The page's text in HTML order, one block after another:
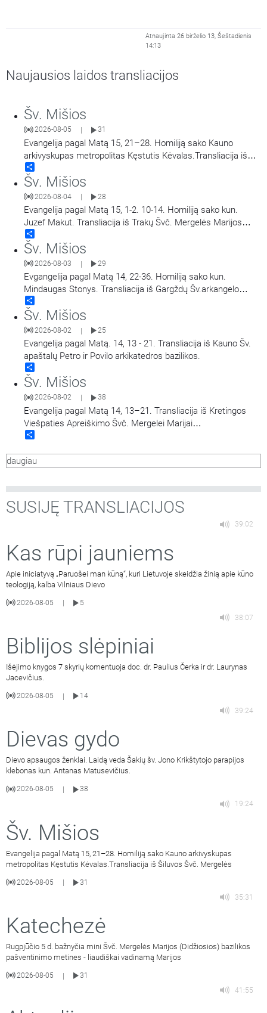
Atnaujinta 26 birželio 13, Šeštadienis
14:13
Naujausios laidos transliacijos
Šv. Mišios
2026-08-05 31
Evangelija pagal Matą 15, 21–28. Homiliją sako Kauno
arkivyskupas metropolitas Kęstutis Kėvalas.Transliacija iš
Šiluvos Švč. Mergelės Marijos Gimimo bazilikos.
Šv. Mišios
2026-08-04 28
Evangelija pagal Matą 15, 1-2. 10-14. Homiliją sako kun.
Juzef Makut. Transliacija iš Trakų Švč. Mergelės Marijos
Apsilankymo bazilikos.
Šv. Mišios
2026-08-03 | 29
Evgangelija pagal Matą 14, 22-36. Homiliją sako kun.
Mindaugas Stonys. Transliacija iš Gargždų Šv.arkangelo
Mykolo bažnyčios.
Šv. Mišios
2026-08-02 | 25
Evangelija pagal Matą. 14, 13 - 21. Transliacija iš Kauno Šv.
apaštalų Petro ir Povilo arkikatedros bazilikos.
Šv. Mišios
2026-08-02 38
Evangelija pagal Matą 14, 13–21. Transliacija iš Kretingos
Viešpaties Apreiškimo Švč. Mergelei Marijai
bažnyčios.Vyks Porciunkulės atlaidų šventė ir Šv.
Šv. Mišias celebruoja ir homiliją sako provincijos ministras br.
daugiau
SUSIJĘ TRANSLIACIJOS
39:02
Kas rūpi jauniems
Apie iniciatyvą „Paruošei man kūną“, kuri Lietuvoje skeidžia žinią apie kūno
teologiją, kalba Vilniaus Dievo
2026-08-05
5
38:07
Biblijos slėpiniai
Išėjimo knygos 7 skyrių komentuoja doc. dr. Paulius Čerka ir dr. Laurynas
Jacevičius.
2026-08-05 |
14
39:24
Dievas gydo
Dievo apsaugos ženklai. Laidą veda Šakių šv. Jono Krikštytojo parapijos
klebonas kun. Antanas Matusevičius.
2026-08-05
38
19:24
Šv. Mišios
Evangelija pagal Matą 15, 21–28. Homiliją sako Kauno arkivyskupas
metropolitas Kęstutis Kėvalas.Transliacija iš Šiluvos Švč. Mergelės
2026-08-05
31
35:31
Katechezė
Rugpjūčio 5 d. bažnyčia mini Švč. Mergelės Marijos (Didžiosios) bazilikos
pašventinimo metines - liaudiškai vadinamą Marijos
2026-08-05 |
31
41:55